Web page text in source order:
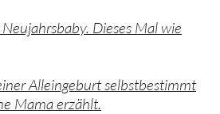
Dieses Mal wie
Alleingeburt selbstbestimmt
Mama erzählt.